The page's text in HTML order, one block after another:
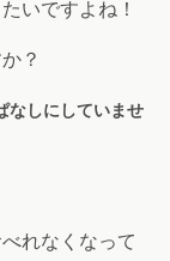
いですよね！
？
なしにしていませ
れなくなって